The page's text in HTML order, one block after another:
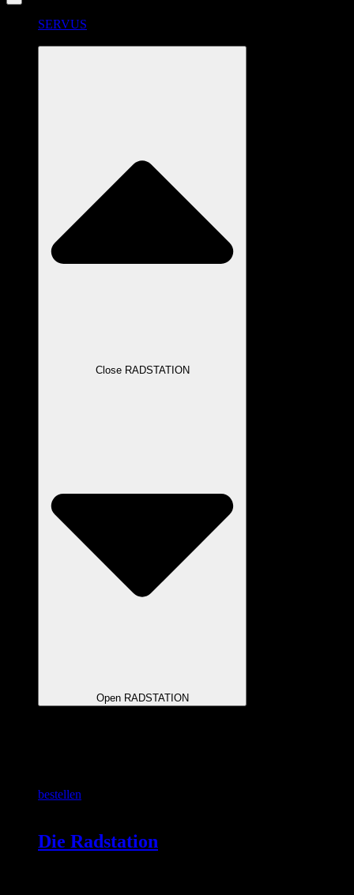
SERVUS
Close RADSTATION
Open RADSTATION
bestellen
Die Radstation